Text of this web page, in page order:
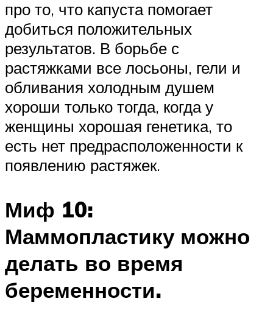
про то, что капуста помогает
добиться положительных
результатов. В борьбе с
растяжками все лосьоны, гели и
обливания холодным душем
хороши только тогда, когда у
женщины хорошая генетика, то
есть нет предрасположенности к
появлению растяжек.
Миф 10:
Маммопластику можно
делать во время
беременности.